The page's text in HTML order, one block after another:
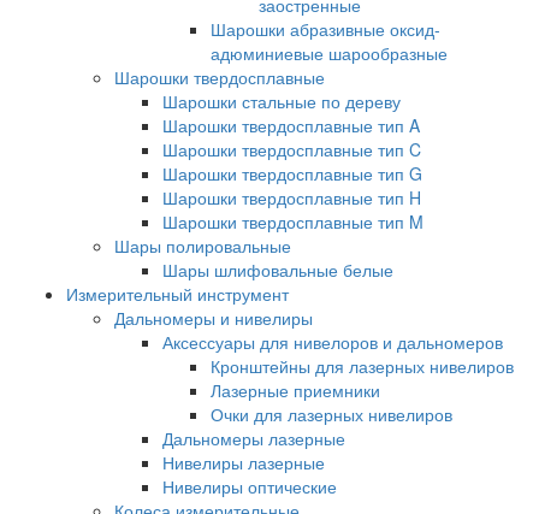
заостренные
Шарошки абразивные оксид-
адюминиевые шарообразные
Шарошки твердосплавные
Шарошки стальные по дереву
Шарошки твердосплавные тип A
Шарошки твердосплавные тип C
Шарошки твердосплавные тип G
Шарошки твердосплавные тип H
Шарошки твердосплавные тип M
Шары полировальные
Шары шлифовальные белые
Измерительный инструмент
Дальномеры и нивелиры
Аксессуары для нивелоров и дальномеров
Кронштейны для лазерных нивелиров
Лазерные приемники
Очки для лазерных нивелиров
Дальномеры лазерные
Нивелиры лазерные
Нивелиры оптические